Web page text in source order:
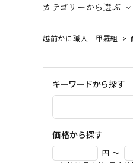
カテゴリーから選ぶ
ズワイ
毛ガニ
￥10,001～￥30,000
越前かに職人 甲羅組
キーワードから探す
価格から探す
円 ～